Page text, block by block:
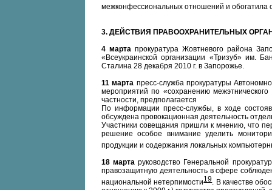
межконфессиональных отношений и обогатила
3. ДЕЙСТВИЯ ПРАВООХРАНИТЕЛЬНЫХ
4 марта прокуратура Жовтневого района
«Всеукраинской организации «Тризуб» им.
Сталина 28 декабря 2010 г. в Запорожье.
11 марта пресс-служба прокуратуры
мероприятий по «сохранению
частности, предполагается
По информации пресс-службы, в ходе
обсуждена провокационная деятельность
Участники совещания пришли к мнению, что
решение особое внимание уделить
продукции и содержания локальных
18 марта руководство Генеральной
правозащитную деятельность в сфере
национальной нетерпимости19. В качестве